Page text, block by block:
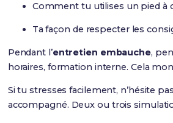
Comment tu utilises un pied à
Ta façon de respecter les
Pendant l’entretien embauche,
horaires, formation interne. Cela
Si tu stresses facilement, n’hésite
accompagné. Deux ou trois